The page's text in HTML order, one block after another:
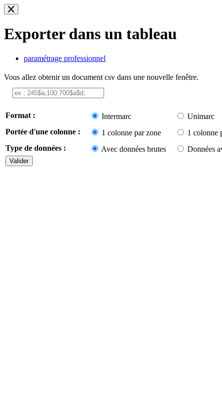
Exporter dans un tableau
paramétrage professionnel
Vous allez obtenir un document csv dans une nouvelle fenêtre.
Format : Intermarc
Unimarc
Portée d'une colonne :
1 colonne par zone
1 colonne
Type de données :
Avec données brutes Données